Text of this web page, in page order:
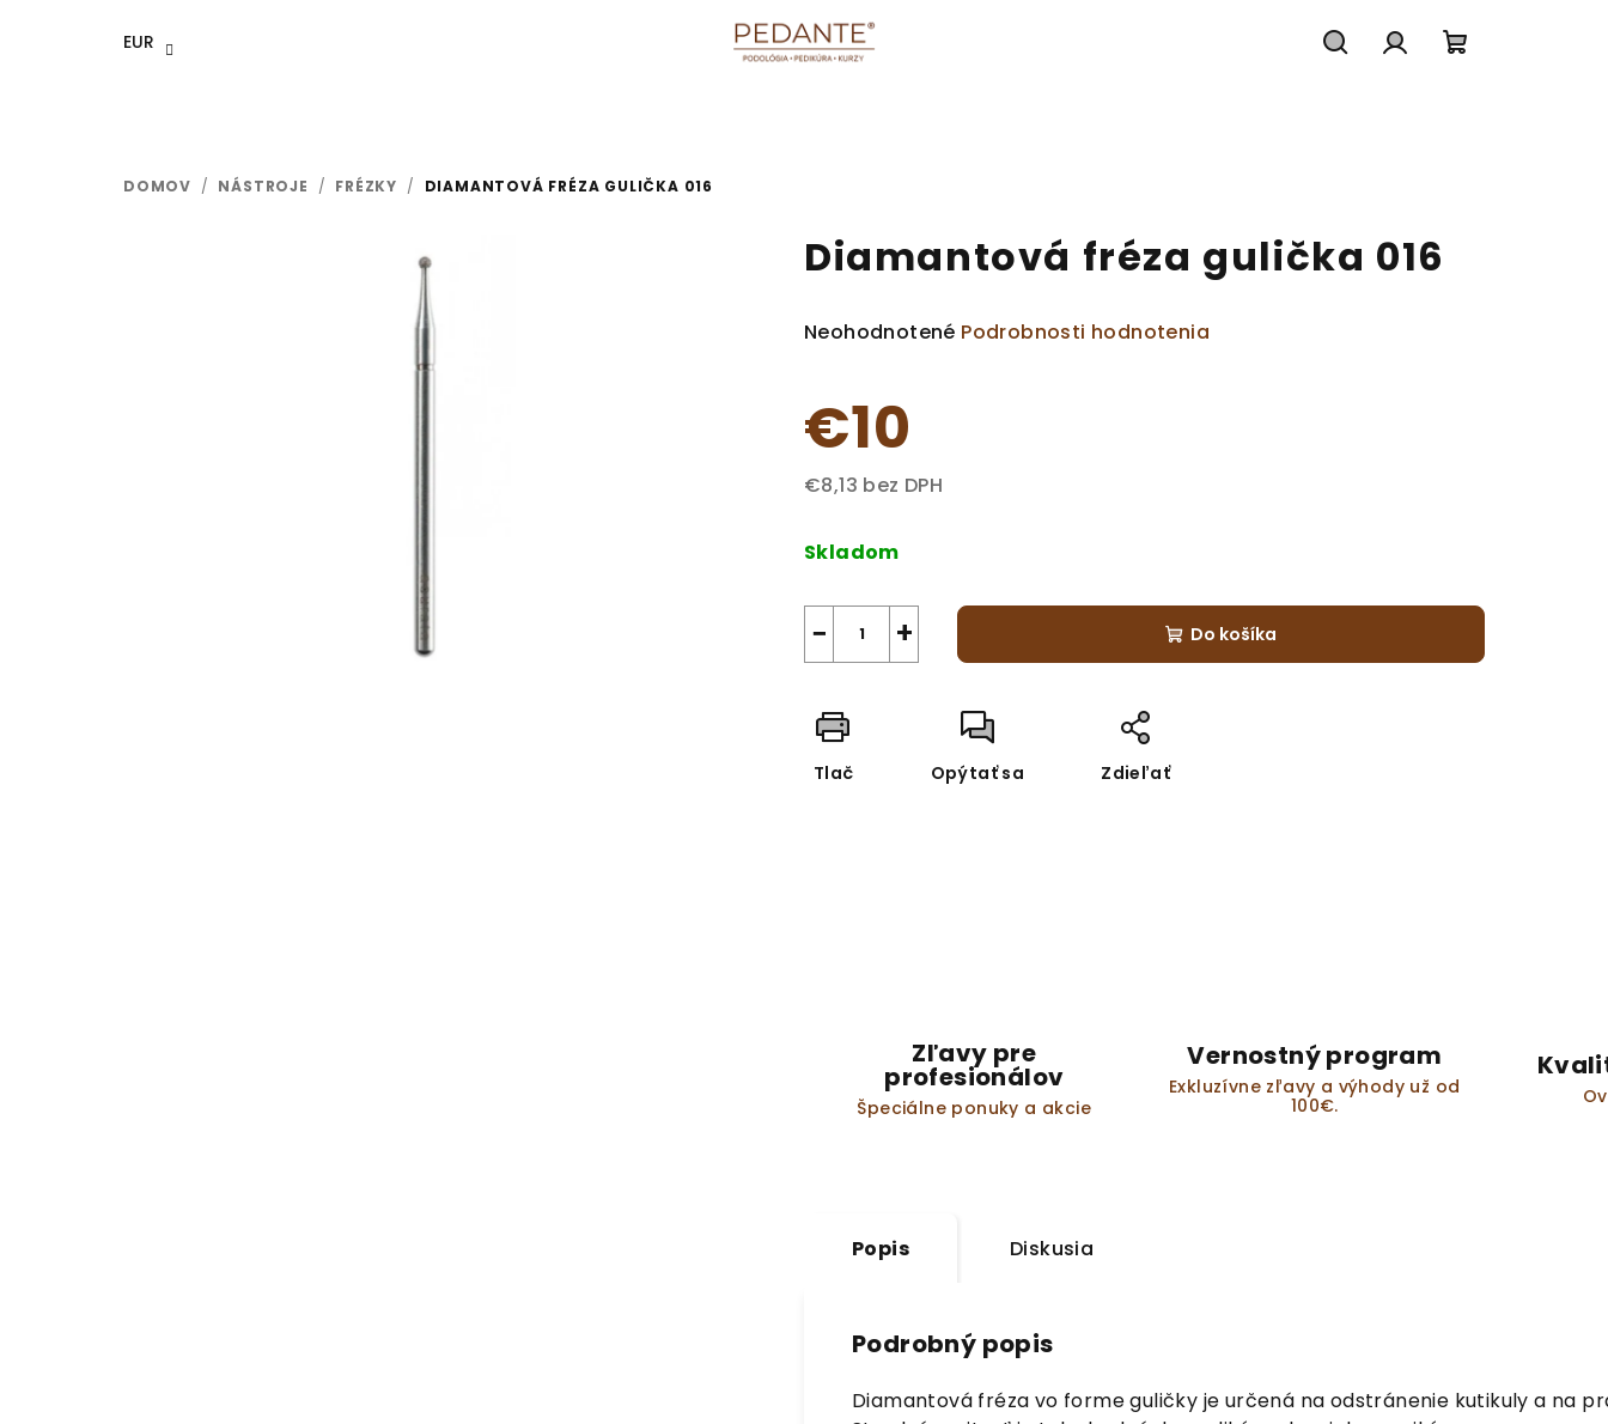
EUR
DOMOV / NÁSTROJE / FRÉZKY / DIAMANTOVÁ FRÉZA GULIČKA 016
Diamantová fréza gulička 016
Priemerné
je
0,0
z
Neohodnotené Podrobnosti hodnotenia
€10
€8,13 bez DPH
cena:
Skladom
+
− Do košíka
Tlač Opýtať sa Zdieľať
Zľavy pre
profesionálov
Špeciálne ponuky a akcie
Vernostný program
Exkluzívne zľavy a výhody už od
100€.
Popis Diskusia
Podrobný popis
Diamantová fréza vo forme guličky je určená na odstránenie kutikuly a na